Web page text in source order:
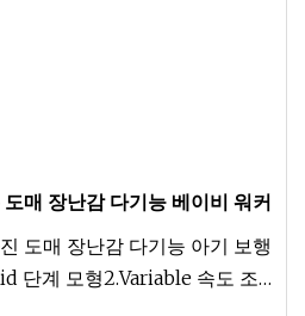
매 장난감 다기능 베이비 워커
도매 장난감 다기능 아기 보행
단계 모형2.Variable 속도 조